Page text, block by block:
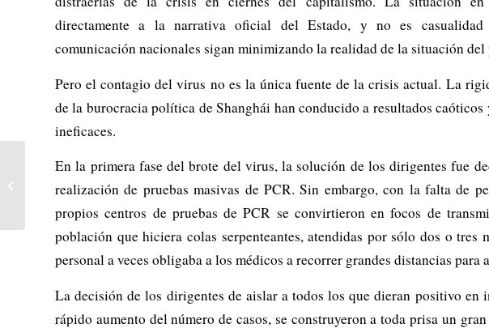
directamente a la narrativa oficial del Estado, y no es
comunicación nacionales sigan minimizando la realidad de la situación del
Pero el contagio del virus no es la única fuente de la crisis actual. La
de la burocracia política de Shanghái han conducido a resultados
ineficaces.
En la primera fase del brote del virus, la solución de los dirigentes fue
realización de pruebas masivas de PCR. Sin embargo, con la falta de
propios centros de pruebas de PCR se convirtieron en focos de
población que hiciera colas serpenteantes, atendidas por sólo dos o
personal a veces obligaba a los médicos a recorrer grandes distancias para
La decisión de los dirigentes de aislar a todos los que dieran positivo en
rápido aumento del número de casos, se construyeron a toda prisa un
EEUU: El Tribunal
Supremo ataca el derecho
al aborto –
¡Respondamos con...